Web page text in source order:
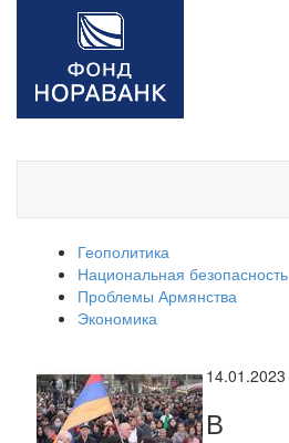
Геополитика
Национальная безопасность
Проблемы Армянства
Экономика
14.01.2023
В